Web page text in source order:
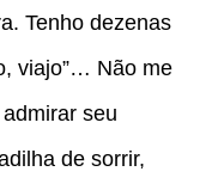
Tenho dezenas
viajo”… Não me
seu
de sorrir,